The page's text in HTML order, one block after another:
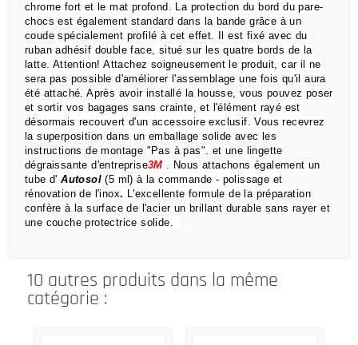
chrome fort et le mat profond. La protection du bord du pare-
chocs est également standard dans la bande grâce à un
coude spécialement profilé à cet effet.
Il est fixé avec du
ruban adhésif double face, situé sur les quatre bords de la
latte. Attention!Attachez soigneusement le produit, car il ne
sera pas possible d'améliorer l'assemblage une fois qu'il aura
été attaché.Après avoir installé la housse, vous pouvez poser
et sortir vos bagages sans crainte,et l'élément rayé est
désormais recouvert d'un accessoire exclusif.Vous recevrez
la superposition dans un emballage solide avec les
instructions de montage "Pas à pas". et une lingette
dégraissante d'entreprise3M . Nous attachons également un
tube d'Autosol (5 ml) à la commande - polissage et
rénovation de l'inox. L'excellente formule de la préparation
confère à la surface de l'acier un brillant durable sans rayer et
une couche protectrice solide.
10 autres produits dans la même
catégorie :